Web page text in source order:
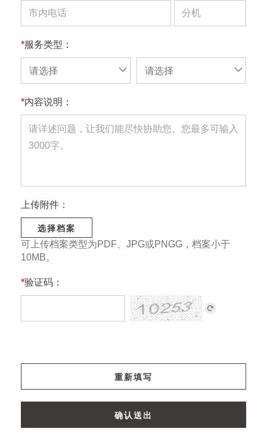
*服务类型：
请选择 请选择
*内容说明：
上传附件：
选择档案
可上传档案类型为PDF、JPG或PNGG，档案小于
10MB。
*验证码：